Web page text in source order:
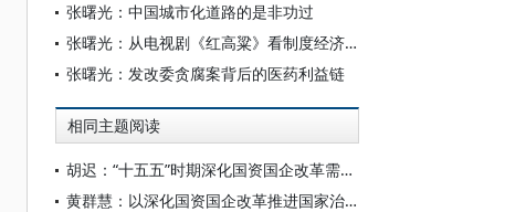
张曙光：中国城市化道路的是非功过
张曙光：从电视剧《红高粱》看制度经济学大道理
张曙光：发改委贪腐案背后的医药利益链
相同主题阅读
胡迟：“十五五”时期深化国资国企改革需把握的重点
黄群慧：以深化国资国企改革推进国家治理体系和治理能力现代化